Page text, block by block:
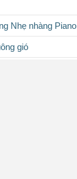
Nhẹ nhàng Piano
gió